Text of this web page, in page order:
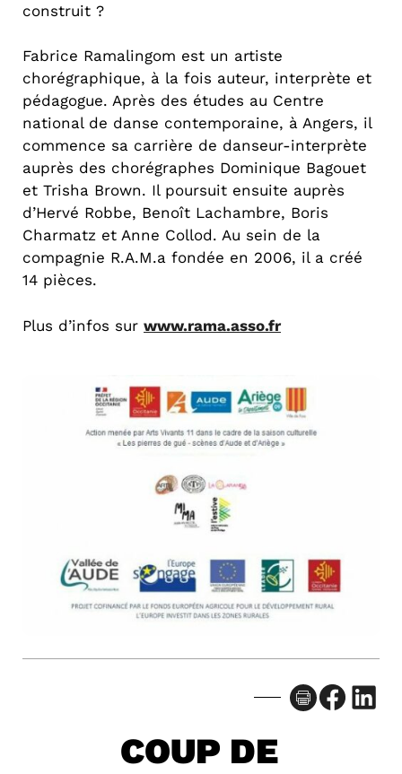
construit ?
Fabrice Ramalingom est un artiste
chorégraphique, à la fois auteur, interprète et
pédagogue. Après des études au Centre
national de danse contemporaine, à Angers, il
commence sa carrière de danseur-interprète
auprès des chorégraphes Dominique Bagouet
et Trisha Brown. Il poursuit ensuite auprès
d’Hervé Robbe, Benoît Lachambre, Boris
Charmatz et Anne Collod. Au sein de la
compagnie R.A.M.a fondée en 2006, il a créé
14 pièces.
Plus d’infos sur www.rama.asso.fr
Facebook LinkedIn
COUP DE